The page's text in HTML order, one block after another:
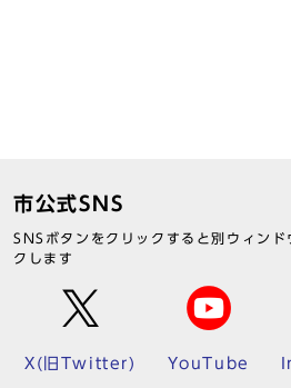
市公式SNS
SNSボタンをクリックすると別ウィン
クします
X(旧Twitter) YouTube